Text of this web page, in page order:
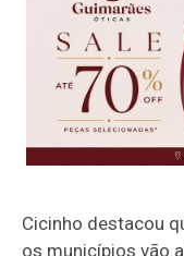
Cicinho destacou
os municípios vão